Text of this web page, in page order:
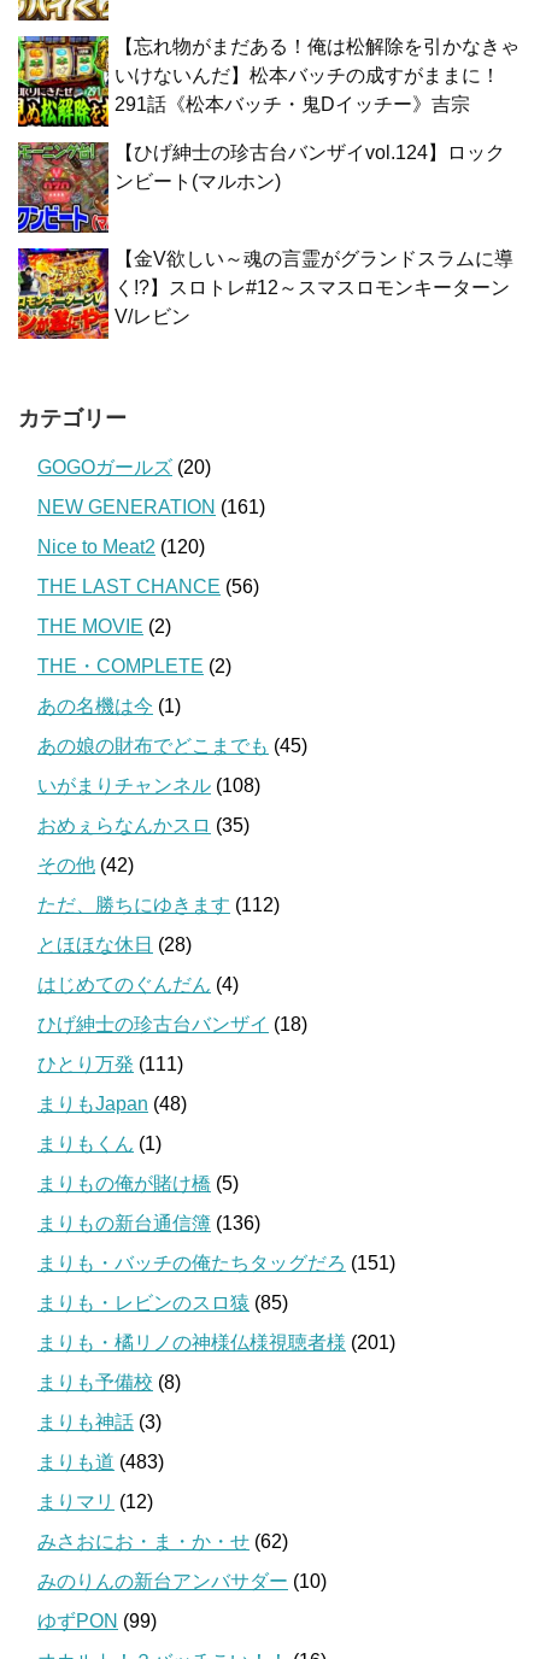
【忘れ物がまだある！俺は松解除を引かなきゃ
いけないんだ】松本バッチの成すがままに！
291話《松本バッチ・鬼Dイッチー》吉宗
【ひげ紳士の珍古台バンザイvol.124】ロック
ンビート(マルホン)
【金V欲しい～魂の言霊がグランドスラムに導
く!?】スロトレ#12～スマスロモンキーターン
V/レビン
カテゴリー
GOGOガールズ (20)
NEW GENERATION (161)
Nice to Meat2 (120)
THE LAST CHANCE (56)
THE MOVIE (2)
THE・COMPLETE (2)
あの名機は今 (1)
あの娘の財布でどこまでも (45)
いがまりチャンネル (108)
おめぇらなんかスロ (35)
その他 (42)
ただ、勝ちにゆきます (112)
とほほな休日 (28)
はじめてのぐんだん (4)
ひげ紳士の珍古台バンザイ (18)
ひとり万発 (111)
まりもJapan (48)
まりもくん (1)
まりもの俺が賭け橋 (5)
まりもの新台通信簿 (136)
まりも・バッチの俺たちタッグだろ (151)
まりも・レビンのスロ猿 (85)
まりも・橘リノの神様仏様視聴者様 (201)
まりも予備校 (8)
まりも神話 (3)
まりも道 (483)
まりマリ (12)
みさおにお・ま・か・せ (62)
みのりんの新台アンバサダー (10)
ゆずPON (99)